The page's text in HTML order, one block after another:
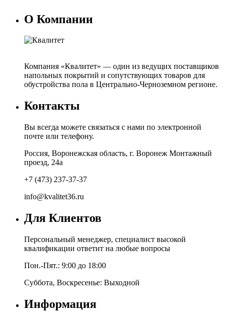
О Компании
Компания «Квалитет» — один из ведущих поставщиков
напольных покрытий и сопутствующих товаров для
обустройства пола в Центрально-Черноземном регионе.
Контакты
Вы всегда можете связаться с нами по электронной
почте или телефону.
Россия, Воронежская область, г. Воронеж Монтажный
проезд, 24а
+7 (473) 237-37-37
info@kvalitet36.ru
Для Клиентов
Персональный менеджер, специалист высокой
квалификации ответит на любые вопросы
Пон.-Пят.: 9:00 до 18:00
Суббота, Воскресенье: Выходной
Информация